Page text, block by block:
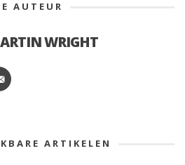
AUTEUR
WRIGHT
ARTIKELEN